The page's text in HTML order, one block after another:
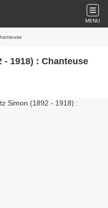
MENU
1918) : Chanteuse